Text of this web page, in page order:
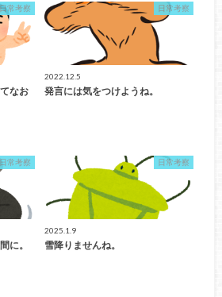
日常考察
なお
日常考察
2022.12.5
発言には気をつけようね。
日常考察
に。
日常考察
2025.1.9
雪降りませんね。